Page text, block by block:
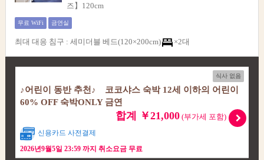
즈】120cm
무료 WiFi 금연실
최대 대응 침구 : 세미더블 베드(120×200cm) ×2대
식사 없음
♪어린이 동반 추천♪ 코코샤스 숙박 12세 이하의 어린이
60% OFF 숙박ONLY 금연
합계 ￥21,000(부가세 포함)
신용카드 사전결제
2026년9월5일 23:59 까지 취소요금 무료